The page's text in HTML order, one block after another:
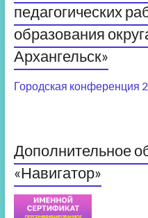
педагогических
образования
Архангельск»
Городская конференция
Дополнительное
«Навигатор»